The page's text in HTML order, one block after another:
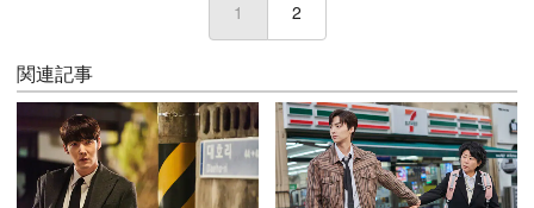
1 (current)
2
関連記事